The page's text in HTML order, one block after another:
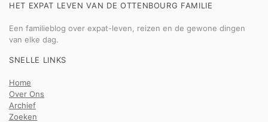
HET EXPAT LEVEN VAN DE OTTENBOURG FAMILIE
Een familieblog over expat-leven, reizen en de gewone dingen
van elke dag.
SNELLE LINKS
Home
Over Ons
Archief
Zoeken